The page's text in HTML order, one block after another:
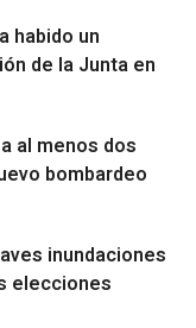
habido un
de la Junta en
al menos dos
bombardeo
inundaciones
elecciones